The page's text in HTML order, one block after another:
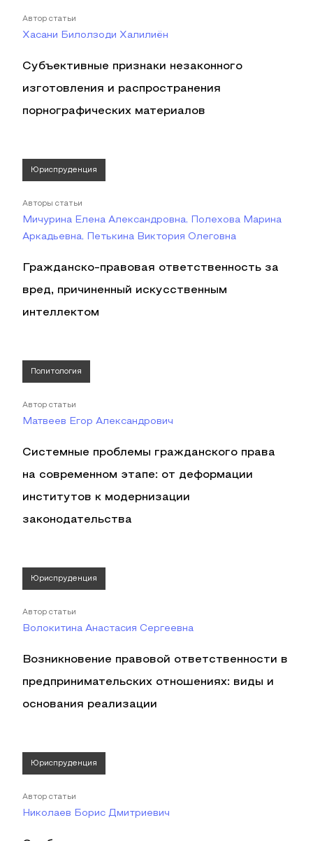
Автор статьи
Хасани Билолзоди Халилиён
Субъективные признаки незаконного
изготовления и распространения
порнографических материалов
Юриспруденция
Авторы статьи
Мичурина Елена Александровна, Полехова Марина
Аркадьевна, Петькина Виктория Олеговна
Гражданско-правовая ответственность за
вред, причиненный искусственным
интеллектом
Политология
Автор статьи
Матвеев Егор Александрович
Системные проблемы гражданского права
на современном этапе: от деформации
институтов к модернизации
законодательства
Юриспруденция
Автор статьи
Волокитина Анастасия Сергеевна
Возникновение правовой ответственности в
предпринимательских отношениях: виды и
основания реализации
Юриспруденция
Автор статьи
Николаев Борис Дмитриевич